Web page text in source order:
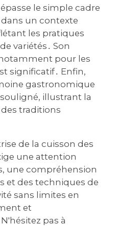
le simple cadre
dans un contexte
les pratiques
variétés․ Son
pour les
significatif․ Enfin,
gastronomique
illustrant la
traditions
de la cuisson des
une attention
une compréhension
et des techniques de
sans limites en
et
pas à